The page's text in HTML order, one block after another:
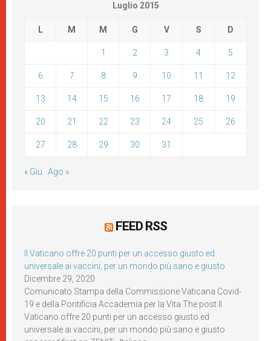
Luglio 2015
L M M G V S D
1 2 3 4 5
6 7 8 9 10 11 12
13 14 15 16 17 18 19
20 21 22 23 24 25 26
27 28 29 30 31
« Giu Ago »
FEED RSS
Il Vaticano offre 20 punti per un accesso giusto ed
universale ai vaccini, per un mondo più sano e giusto
Dicembre 29, 2020
Comunicato Stampa della Commissione Vaticana Covid-
19 e della Pontificia Accademia per la Vita The post Il
Vaticano offre 20 punti per un accesso giusto ed
universale ai vaccini, per un mondo più sano e giusto